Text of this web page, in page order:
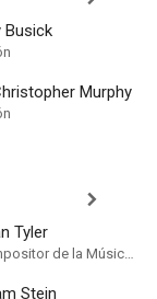
Busick
Murphy
Tyler
Compositor de la Música Original, Orquestador
Stein